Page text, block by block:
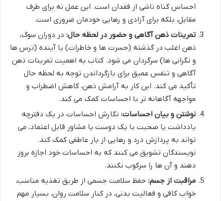
احساس گناه ناشی از فقدان است. این عمل نه برای طرف
مقابل، بلکه برای آزادی و رهایی خودمان ضروری است.
تمرینات ذهن آگاهی و حضور در لحظه حال: در دوران سوگ،
ذهن اغلب در گذشته (حسرت ها و خاطرات) یا آینده (ترس ها
و نگرانی ها) سرگردان می شود. کتاب به اهمیت تمرینات ذهن
آگاهی و تنفس عمیق برای بازگرداندن توجه به لحظه حال
تأکید می کند. این کار به آرامش ذهن، کاهش اضطراب و
مواجهه آگاهانه تر با احساسات کمک می کند.
نوشتن و بیان احساسات: نگارش احساسات در یک دفترچه
یادداشت یا صحبت با یک دوست یا مشاور قابل اعتماد، می
تواند به پردازش درد و رهایی از بار عاطفی کمک کند.
نویسندگان تشویق می کنند که به احساسات خود اجازه بروز
دهند و آن ها را سرکوب نکنند.
مراقبت از جسم: حفظ سلامت جسمی از طریق تغذیه مناسب،
خواب کافی و فعالیت بدنی، در کنار سلامت روان، بسیار مهم